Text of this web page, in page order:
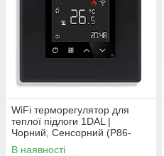
WiFi терморегулятор для
теплої підлоги 1DAL |
Чорний, Сенсорний (P86-
TR.WF.WT)
В наявності